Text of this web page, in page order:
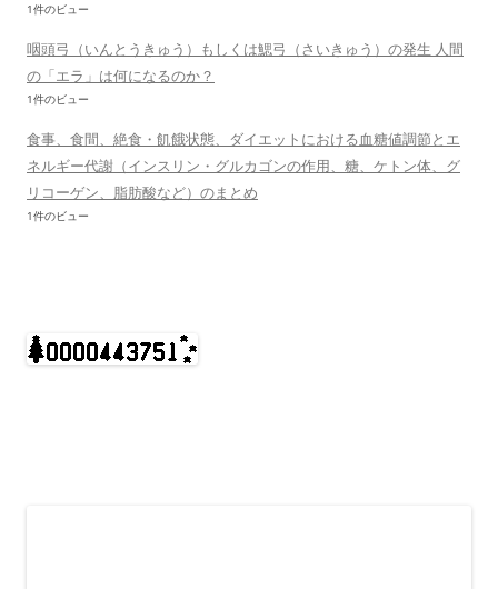
1件のビュー
咽頭弓（いんとうきゅう）もしくは鰓弓（さいきゅう）の発生 人間
の「エラ」は何になるのか？
1件のビュー
食事、食間、絶食・飢餓状態、ダイエットにおける血糖値調節とエ
ネルギー代謝（インスリン・グルカゴンの作用、糖、ケトン体、グ
リコーゲン、脂肪酸など）のまとめ
1件のビュー